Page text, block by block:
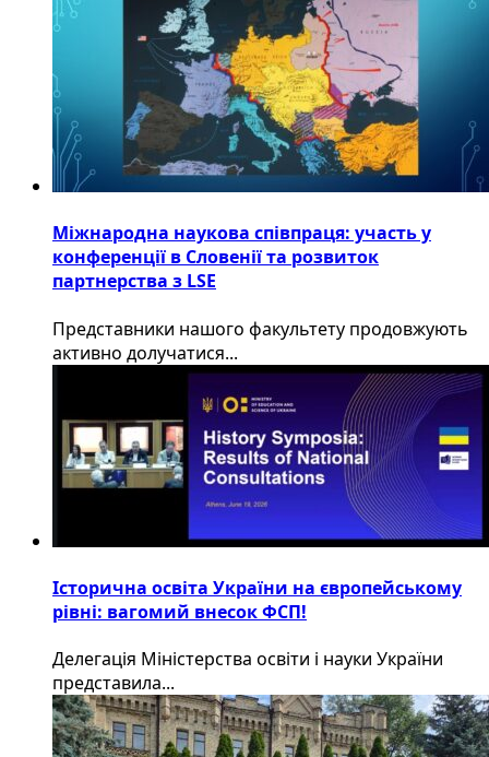
Міжнародна наукова співпраця: участь у
конференції в Словенії та розвиток
партнерства з LSE
​Представники нашого факультету продовжують
активно долучатися...
Історична освіта України на європейському
рівні: вагомий внесок ФСП!
Делегація Міністерства освіти і науки України
представила...